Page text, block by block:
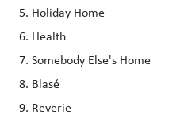
Holiday Home
Health
Somebody Else's Home
Blasé
Reverie